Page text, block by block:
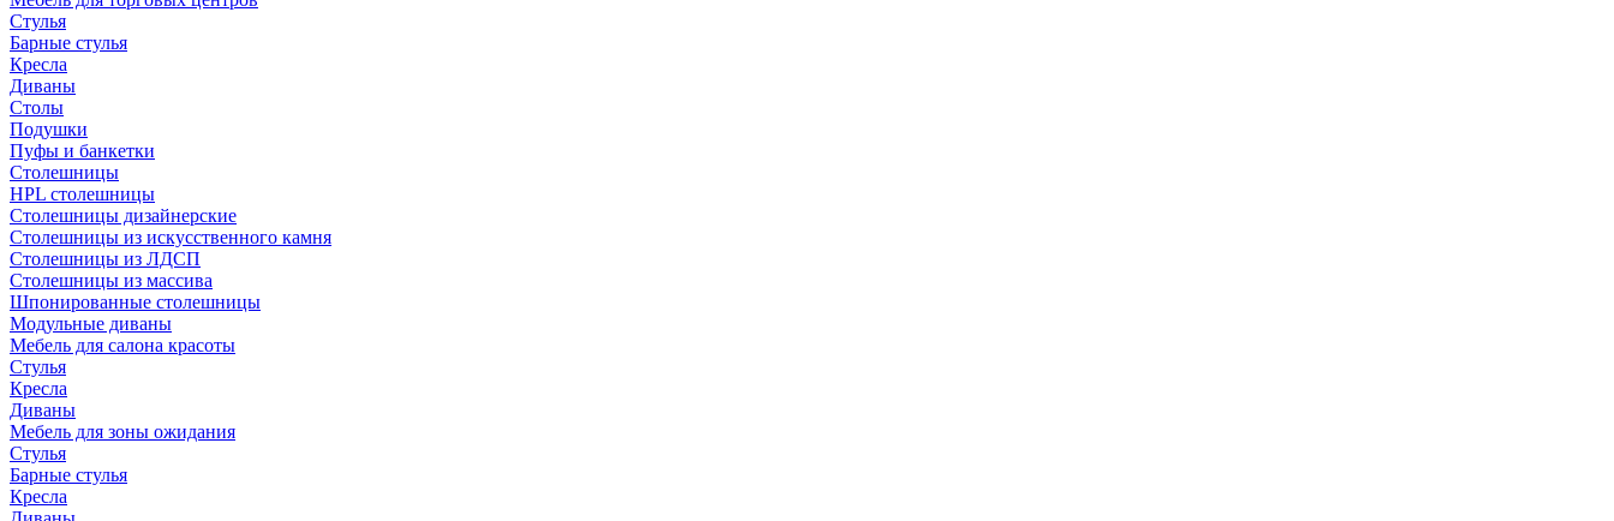
Стулья
Барные стулья
Кресла
Диваны
Столы
Подушки
Пуфы и банкетки
Столешницы
HPL столешницы
Столешницы дизайнерские
Столешницы из искусственного камня
Столешницы из ЛДСП
Столешницы из массива
Шпонированные столешницы
Модульные диваны
Мебель для салона красоты
Стулья
Кресла
Диваны
Мебель для зоны ожидания
Стулья
Барные стулья
Кресла